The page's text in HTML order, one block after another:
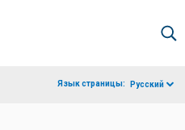
Язык страницы: Русский